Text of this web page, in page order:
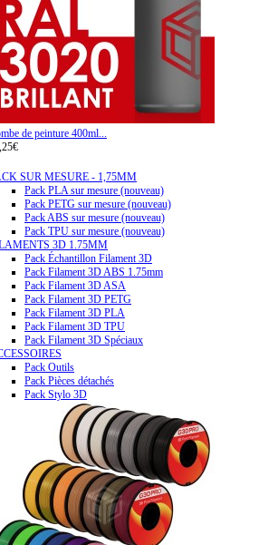
de peinture 400ml...
SUR MESURE - 1,75MM
Pack PLA sur mesure (nouveau)
Pack PETG sur mesure (nouveau)
Pack ABS sur mesure (nouveau)
Pack TPU sur mesure (nouveau)
3D 1.75MM
Pack Échantillon Filament 3D
Pack Filament 3D ABS 1.75mm
Pack Filament 3D ASA
Pack Filament 3D PETG
Pack Filament 3D PLA
Pack Filament 3D TPU
Pack Filament 3D Spéciaux
Pack Outils
Pack Pièces détachés
Pack Stylo 3D